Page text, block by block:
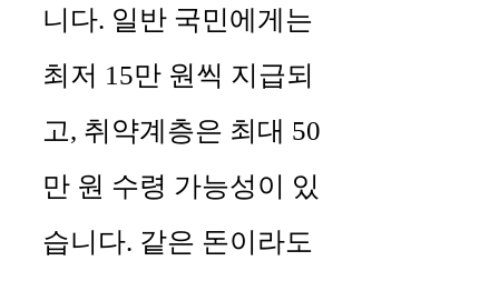
니다. 일반 국민에게는
최저 15만 원씩 지급되
고, 취약계층은 최대 50
만 원 수령 가능성이 있
습니다. 같은 돈이라도